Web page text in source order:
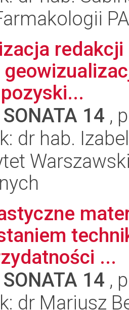
SONATA 14 ,
dr hab.
...
SONATA 14 ,
dr Mariusz